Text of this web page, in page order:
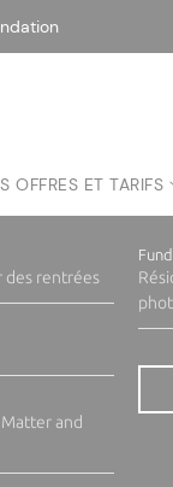
OFFRES ET TARIFS
éditorial :
des rentrées
and